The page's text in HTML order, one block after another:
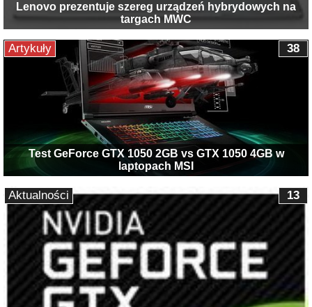
Lenovo prezentuje szereg urządzeń hybrydowych na
targach MWC
Test GeForce GTX 1050 2GB vs GTX 1050 4GB w
laptopach MSI
38
Artykuły
13
Aktualności